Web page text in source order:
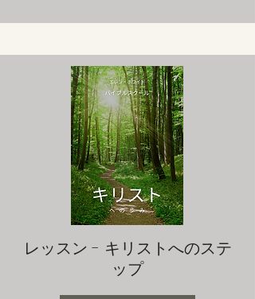
レッスン - キリストへのステ
ップ